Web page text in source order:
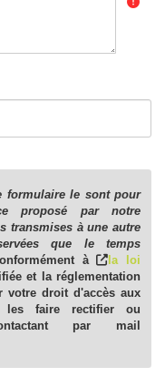
formulaire le sont pour
proposé par notre
transmises à une autre
que le temps
à
la loi
et la réglementation
votre droit d'accès aux
les faire rectifier ou
par mail